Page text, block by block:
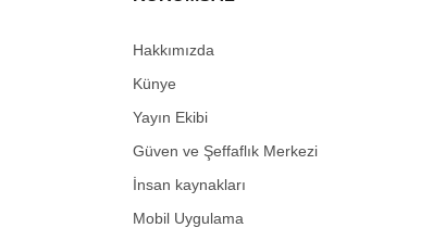
Hakkımızda
Künye
Yayın Ekibi
Güven ve Şeffaflık Merkezi
İnsan kaynakları
Mobil Uygulama